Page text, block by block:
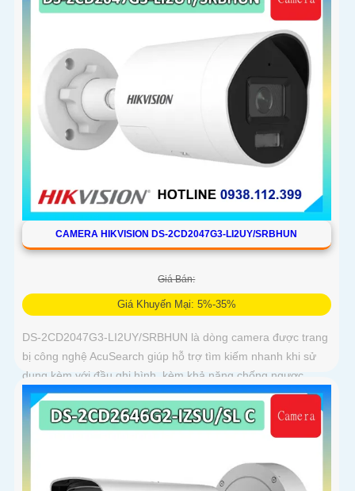
CAMERA HIKVISION DS-2CD2047G3-LI2UY/SRBHUN
Giá Bán:
Giá Khuyến Mại: 5%-35%
DS-2CD2047G3-LI2UY/SRBHUN là dòng camera được trang
bị công nghệ AcuSearch giúp hỗ trợ tìm kiếm nhanh khi sử
dụng kèm với đầu ghi hình, kèm khả năng chống ngược
sáng WDR 130dB, trang bị micro kép và loa hỗ trợ đàm thoại
2 chiều, ống kính 4